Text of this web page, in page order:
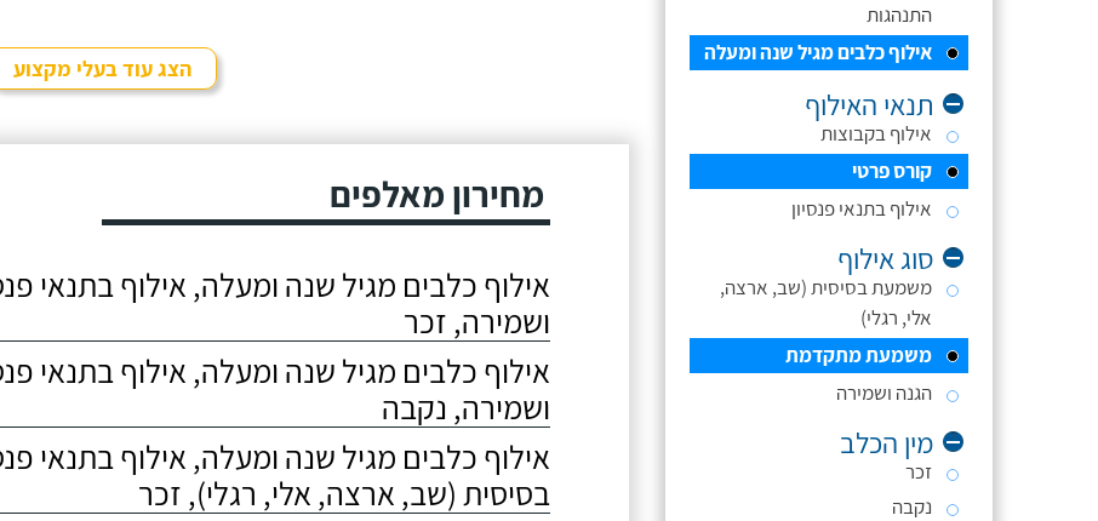
התנהגות
אילוף כלבים מגיל שנה ומעלה
תנאי האילוף
אילוף בקבוצות
קורס פרטי
אילוף בתנאי פנסיון
סוג אילוף
משמעת בסיסית (שב, ארצה,
אלי, רגלי)
משמעת מתקדמת
הגנה ושמירה
מין הכלב
זכר
נקבה
הצג עוד בעלי מקצוע
מחירון מאלפים
אילוף כלבים מגיל שנה ומעלה, אילוף בתנאי
ושמירה, זכר
אילוף כלבים מגיל שנה ומעלה, אילוף בתנאי
ושמירה, נקבה
אילוף כלבים מגיל שנה ומעלה, אילוף בתנאי
בסיסית (שב, ארצה, אלי, רגלי), זכר